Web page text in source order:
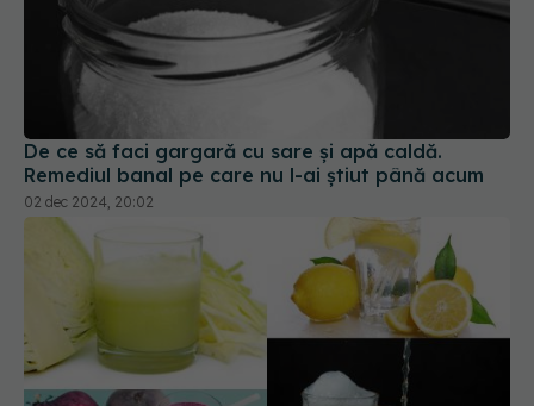
De ce să faci gargară cu sare și apă caldă.
Remediul banal pe care nu l-ai știut până acum
02 dec 2024, 20:02